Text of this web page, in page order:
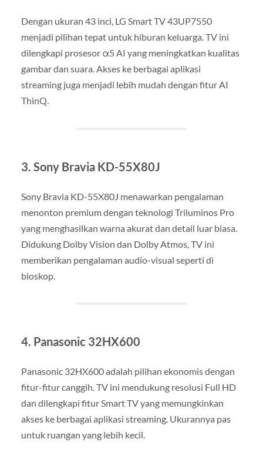
Dengan ukuran 43 inci, LG Smart TV 43UP7550
menjadi pilihan tepat untuk hiburan keluarga. TV ini
dilengkapi prosesor α5 AI yang meningkatkan kualitas
gambar dan suara. Akses ke berbagai aplikasi
streaming juga menjadi lebih mudah dengan fitur AI
ThinQ.
3. Sony Bravia KD-55X80J
Sony Bravia KD-55X80J menawarkan pengalaman
menonton premium dengan teknologi Triluminos Pro
yang menghasilkan warna akurat dan detail luar biasa.
Didukung Dolby Vision dan Dolby Atmos, TV ini
memberikan pengalaman audio-visual seperti di
bioskop.
4. Panasonic 32HX600
Panasonic 32HX600 adalah pilihan ekonomis dengan
fitur-fitur canggih. TV ini mendukung resolusi Full HD
dan dilengkapi fitur Smart TV yang memungkinkan
akses ke berbagai aplikasi streaming. Ukurannya pas
untuk ruangan yang lebih kecil.